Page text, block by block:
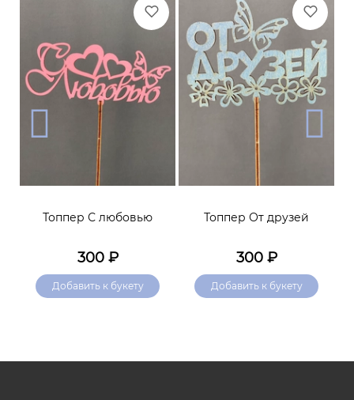
Топпер С любовью
300₽
Добавить к букету
Топпер От друзей
300₽
Добавить к букету